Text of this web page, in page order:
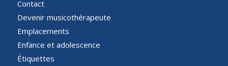
Contact
Devenir musicothérapeute
Emplacements
Enfance et adolescence
Étiquettes